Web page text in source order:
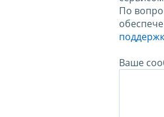
По
Ваше